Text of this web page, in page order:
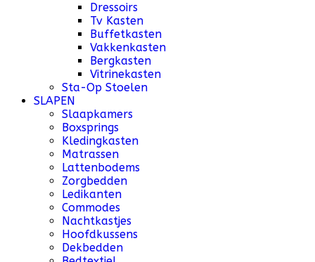
Dressoirs
Tv Kasten
Buffetkasten
Vakkenkasten
Bergkasten
Vitrinekasten
Sta-Op Stoelen
SLAPEN
Slaapkamers
Boxsprings
Kledingkasten
Matrassen
Lattenbodems
Zorgbedden
Ledikanten
Commodes
Nachtkastjes
Hoofdkussens
Dekbedden